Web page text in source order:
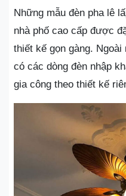
Những mẫu đèn pha lê
nhà phố cao cấp được
thiết kế gọn gàng. Ngoài
có các dòng đèn nhập
gia công theo thiết kế